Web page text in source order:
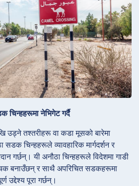
चिन्हहरूमा नेभिगेट गर्दै
उड्ने तश्तरीहरू वा कडा मूसको बारेमा
सडक चिन्हहरूले व्यावहारिक मार्गदर्शन र
गर्छन्। यी अनौठा चिन्हहरूले विदेशमा गाडी
बनाउँछन् र साथै अपरिचित सडकहरूमा
उद्देश्य पूरा गर्छन्।